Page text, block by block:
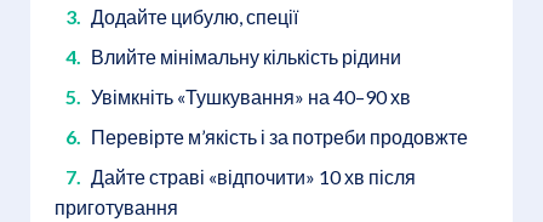
Додайте цибулю, спеції
Влийте мінімальну кількість рідини
Увімкніть «Тушкування» на 40–90 хв
Перевірте м’якість і за потреби продовжте
Дайте страві «відпочити» 10 хв після
приготування